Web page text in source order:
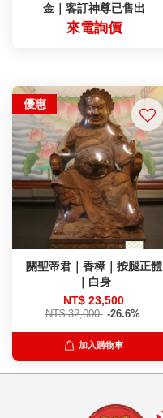
金｜客訂神尊已售出
來電詢價
優惠
關聖帝君｜香樟｜按腿正體
｜白身
NT$ 23,500
NT$ 32,000 -26.6%
加入購物車